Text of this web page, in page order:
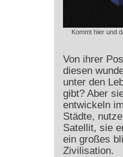
Kommt hier und
Von ihrer
diesen
unter den
gibt? Aber
entwickeln
Städte,
Satellit, sie
ein großes
Zivilisation.